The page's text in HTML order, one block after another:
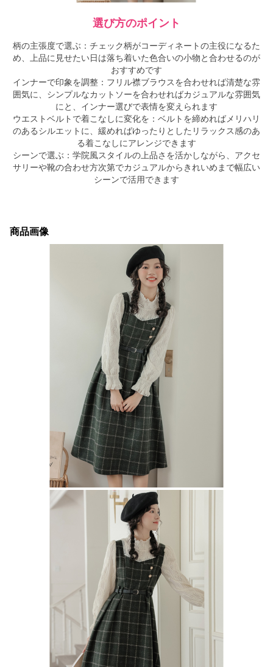
選び方のポイント
柄の主張度で選ぶ：チェック柄がコーディネートの主役になるた
め、上品に見せたい日は落ち着いた色合いの小物と合わせるのが
おすすめです
インナーで印象を調整：フリル襟ブラウスを合わせれば清楚な雰
囲気に、シンプルなカットソーを合わせればカジュアルな雰囲気
にと、インナー選びで表情を変えられます
ウエストベルトで着こなしに変化を：ベルトを締めればメリハリ
のあるシルエットに、緩めればゆったりとしたリラックス感のあ
る着こなしにアレンジできます
シーンで選ぶ：学院風スタイルの上品さを活かしながら、アクセ
サリーや靴の合わせ方次第でカジュアルからきれいめまで幅広い
シーンで活用できます
商品画像